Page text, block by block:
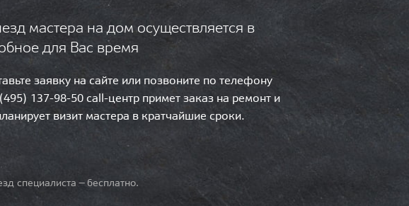
мастера на дом осуществляется в
для Вас время
заявку на сайте или позвоните по телефону
137-98-50 call-центр примет заказ на ремонт и
визит мастера в кратчайшие сроки.
специалиста — бесплатно.